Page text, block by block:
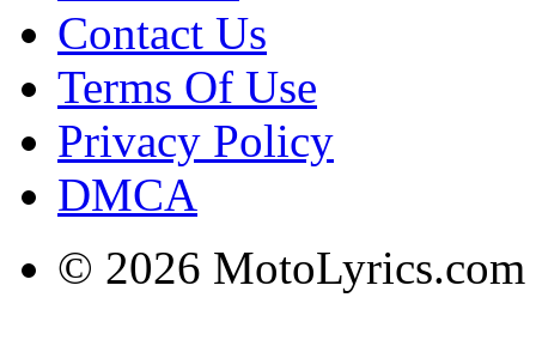
Contact Us
Terms Of Use
Privacy Policy
DMCA
© 2026 MotoLyrics.com